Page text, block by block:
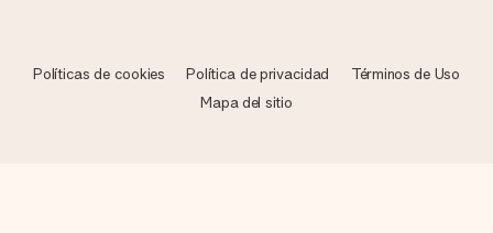
Políticas de cookies Política de privacidad
Términos de Uso
Mapa del sitio